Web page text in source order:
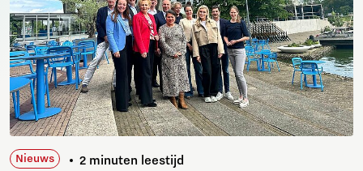
Nieuws 2 minuten leestijd